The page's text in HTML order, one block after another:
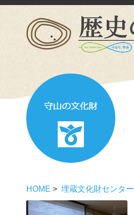
HOME > 埋蔵文化財センター